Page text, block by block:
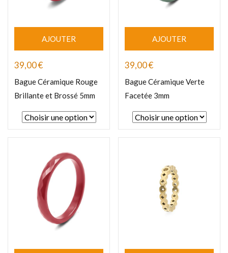
AJOUTER
39,00€
Bague Céramique Rouge
Brillante et Brossé 5mm
AJOUTER
39,00€
Bague Céramique Verte
Facetée 3mm